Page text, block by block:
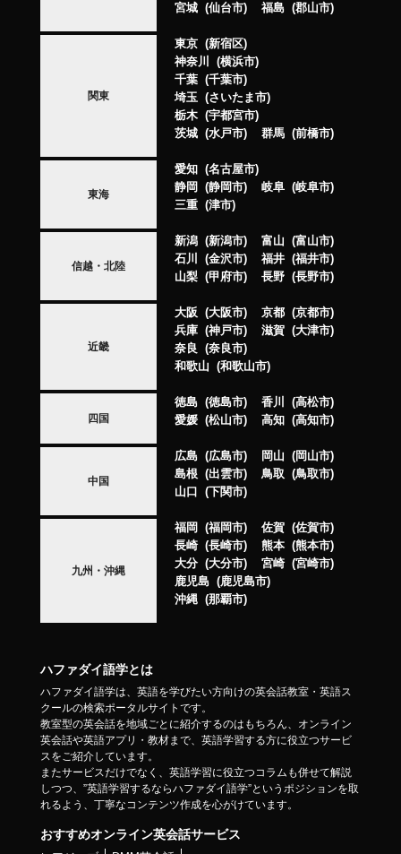
宮城
仙台市 福島 郡山市
関東
東京
新宿区
神奈川
横浜市
千葉
千葉市
埼玉
さいたま市
栃木
宇都宮市
茨城
水戸市 群馬 前橋市
東海
愛知
名古屋市
静岡
静岡市 岐阜
岐阜市
三重
津市
信越・北陸
新潟 新潟市 富山
富山市
石川
金沢市 福井
福井市
山梨
甲府市 長野 長野市
近畿
大阪 大阪市 京都
京都市
兵庫
神戸市 滋賀
大津市
奈良
奈良市
和歌山
和歌山市
四国
徳島 徳島市 香川
高松市
愛媛
松山市 高知 高知市
中国
広島 広島市 岡山
岡山市
島根
出雲市 鳥取
鳥取市
山口
下関市
九州・沖縄
福岡 福岡市 佐賀
佐賀市
長崎
長崎市 熊本
熊本市
大分
大分市 宮崎
宮崎市
鹿児島
鹿児島市
沖縄
那覇市
ハファダイ語学とは
ハファダイ語学は、英語を学びたい方向けの英会話教室・英語ス
クールの検索ポータルサイトです。
教室型の英会話を地域ごとに紹介するのはもちろん、オンライン
英会話や英語アプリ・教材まで、英語学習する方に役立つサービ
スをご紹介しています。
またサービスだけでなく、英語学習に役立つコラムも併せて解説
しつつ、”英語学習するならハファダイ語学”というポジションを取
れるよう、丁寧なコンテンツ作成を心がけています。
おすすめオンライン英会話サービス